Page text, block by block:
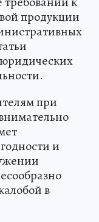
продукции
при
и
в